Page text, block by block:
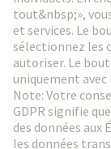
Types
Le type de